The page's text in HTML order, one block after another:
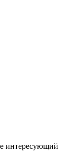
интересующий